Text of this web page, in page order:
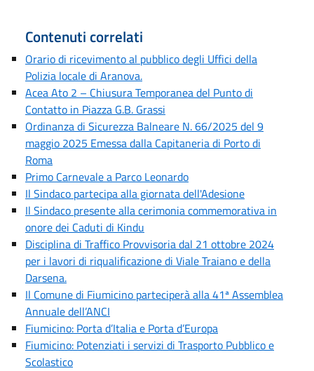
Contenuti correlati
Orario di ricevimento al pubblico degli Uffici della
Polizia locale di Aranova.
Acea Ato 2 – Chiusura Temporanea del Punto di
Contatto in Piazza G.B. Grassi
Ordinanza di Sicurezza Balneare N. 66/2025 del 9
maggio 2025 Emessa dalla Capitaneria di Porto di
Roma
Primo Carnevale a Parco Leonardo
Il Sindaco partecipa alla giornata dell'Adesione
Il Sindaco presente alla cerimonia commemorativa in
onore dei Caduti di Kindu
Disciplina di Traffico Provvisoria dal 21 ottobre 2024
per i lavori di riqualificazione di Viale Traiano e della
Darsena.
Il Comune di Fiumicino parteciperà alla 41ª Assemblea
Annuale dell’ANCI
Fiumicino: Porta d’Italia e Porta d’Europa
Fiumicino: Potenziati i servizi di Trasporto Pubblico e
Scolastico